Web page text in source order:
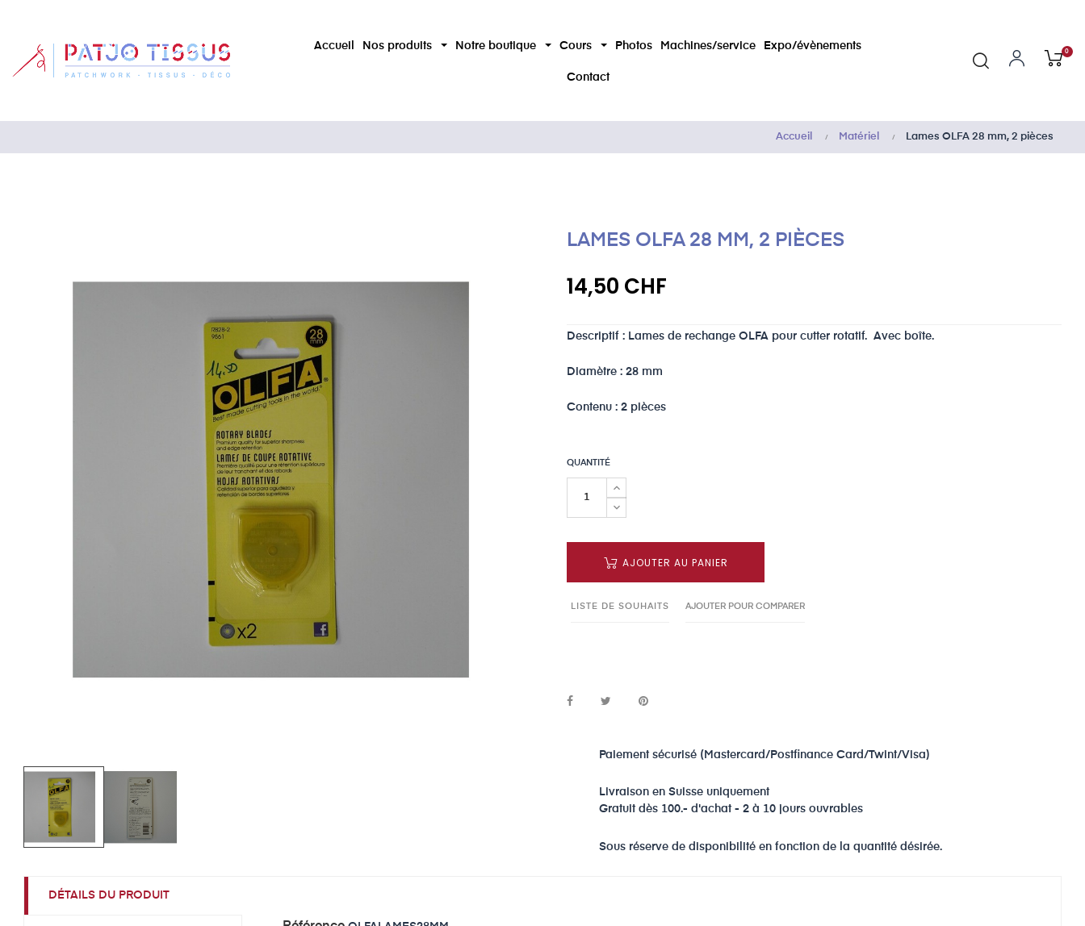
Accueil Nos produits Notre boutique Cours Photos Machines/service Expo/évènements
Contact
0
Accueil Matériel Lames OLFA 28 mm, 2 pièces
LAMES OLFA 28 MM, 2 PIÈCES
14,50 CHF
Descriptif : Lames de rechange OLFA pour cutter rotatif. Avec boîte.
Diamètre : 28 mm
Contenu : 2 pièces
QUANTITÉ
AJOUTER AU PANIER
LISTE DE SOUHAITS AJOUTER POUR COMPARER
Paiement sécurisé (Mastercard/Postfinance Card/Twint/Visa)
Livraison en Suisse uniquement
Gratuit dès 100.- d'achat - 2 à 10 jours ouvrables
Sous réserve de disponibilité en fonction de la quantité désirée.
DÉTAILS DU PRODUIT